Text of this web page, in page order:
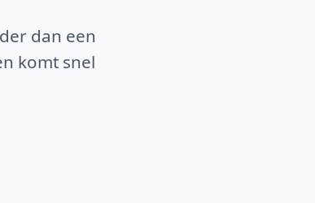
dan een
komt snel